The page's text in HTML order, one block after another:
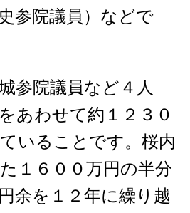
参院議員）などで
参院議員など４人
あわせて約１２３０
いることです。桜内
１６００万円の半分
余を１２年に繰り越